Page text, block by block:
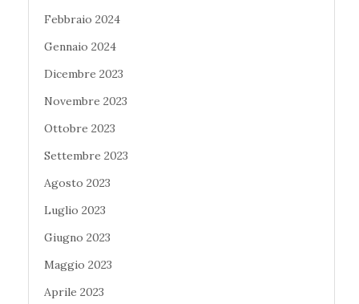
Febbraio 2024
Gennaio 2024
Dicembre 2023
Novembre 2023
Ottobre 2023
Settembre 2023
Agosto 2023
Luglio 2023
Giugno 2023
Maggio 2023
Aprile 2023